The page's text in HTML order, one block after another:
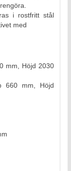
i rostfritt stål
med
mm, Höjd 2030
660 mm, Höjd